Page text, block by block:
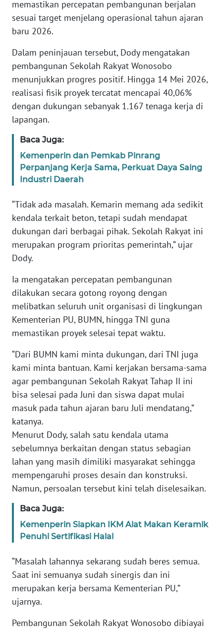
memastikan percepatan pembangunan berjalan
sesuai target menjelang operasional tahun ajaran
baru 2026.
Dalam peninjauan tersebut, Dody mengatakan
pembangunan Sekolah Rakyat Wonosobo
menunjukkan progres positif. Hingga 14 Mei 2026,
realisasi fisik proyek tercatat mencapai 40,06%
dengan dukungan sebanyak 1.167 tenaga kerja di
lapangan.
Baca Juga:
Kemenperin dan Pemkab Pinrang
Perpanjang Kerja Sama, Perkuat Daya Saing
Industri Daerah
“Tidak ada masalah. Kemarin memang ada sedikit
kendala terkait beton, tetapi sudah mendapat
dukungan dari berbagai pihak. Sekolah Rakyat ini
merupakan program prioritas pemerintah,” ujar
Dody.
Ia mengatakan percepatan pembangunan
dilakukan secara gotong royong dengan
melibatkan seluruh unit organisasi di lingkungan
Kementerian PU, BUMN, hingga TNI guna
memastikan proyek selesai tepat waktu.
“Dari BUMN kami minta dukungan, dari TNI juga
kami minta bantuan. Kami kerjakan bersama-sama
agar pembangunan Sekolah Rakyat Tahap II ini
bisa selesai pada Juni dan siswa dapat mulai
masuk pada tahun ajaran baru Juli mendatang,”
katanya.
Menurut Dody, salah satu kendala utama
sebelumnya berkaitan dengan status sebagian
lahan yang masih dimiliki masyarakat sehingga
mempengaruhi proses desain dan konstruksi.
Namun, persoalan tersebut kini telah diselesaikan.
Baca Juga:
Kemenperin Siapkan IKM Alat Makan Keramik
Penuhi Sertifikasi Halal
“Masalah lahannya sekarang sudah beres semua.
Saat ini semuanya sudah sinergis dan ini
merupakan kerja bersama Kementerian PU,”
ujarnya.
Pembangunan Sekolah Rakyat Wonosobo dibiayai
REDAKSI
KARIR
DISCLAIMER
Wahana
News
Regional
WN
SUMUT
JAKARTA
WN
JABAR
WN
BANTEN
NTT
WN
KEPRI
PAPUA
WN
PAPUA
BARAT
RIAU
WN
SERAMBI
WN
JAMBI
WN
WN
NTB
SULTENG